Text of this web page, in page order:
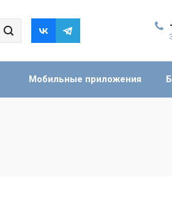
Мобильные приложения